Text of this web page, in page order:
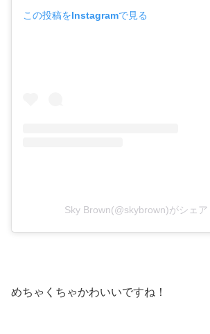
この投稿をInstagramで見る
Sky Brown(@skybrown)がシェア
めちゃくちゃかわいいですね！